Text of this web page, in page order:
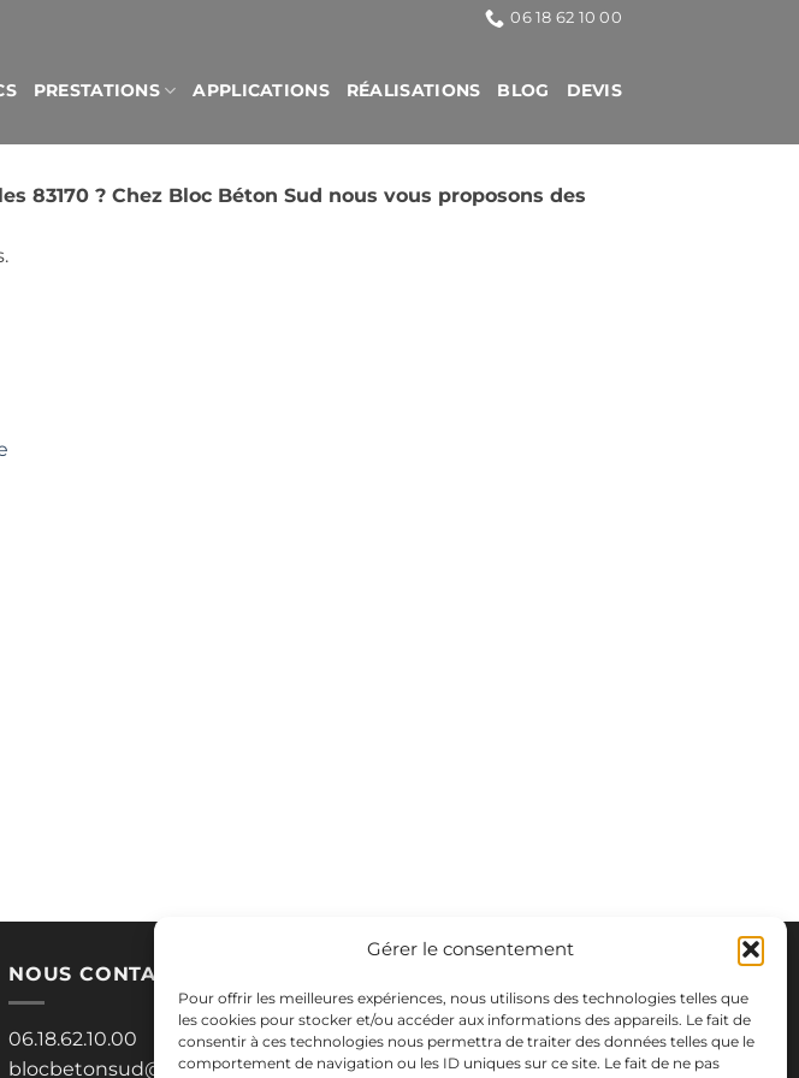
Gérer le consentement
Pour offrir les meilleures expériences, nous utilisons des technologies telles que
les cookies pour stocker et/ou accéder aux informations des appareils. Le fait de
consentir à ces technologies nous permettra de traiter des données telles que le
comportement de navigation ou les ID uniques sur ce site. Le fait de ne pas
06 18 62 10 00
PRESTATIONS APPLICATIONS RÉALISATIONS BLOG DEVIS
83170 ? Chez Bloc Béton Sud nous vous proposons des
NOUS CONTACTER
06.18.62.10.00
blocbetonsud@gmail.com